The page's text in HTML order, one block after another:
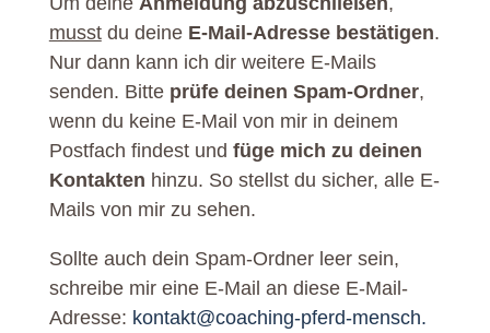
musstdu deine E-Mail-Adresse bestätigen.
Nur dann kann ich dir weitere E-Mails
senden. Bitte prüfe deinen Spam-Ordner,
wenn du keine E-Mail von mir in deinem
Postfach findest und füge mich zu deinen
Kontakten hinzu. So stellst du sicher, alle E-
Mails von mir zu sehen.
Sollte auch dein Spam-Ordner leer sein,
schreibe mir eine E-Mail an diese E-Mail-
Adresse: kontakt@coaching-pferd-mensch.